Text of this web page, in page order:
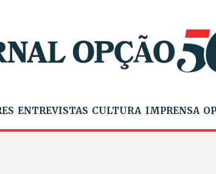
ENTREVISTAS CULTURA IMPRENSA